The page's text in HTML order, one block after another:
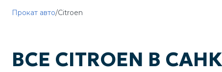
Прокат авто/Citroen
ВСЕ CITROEN В